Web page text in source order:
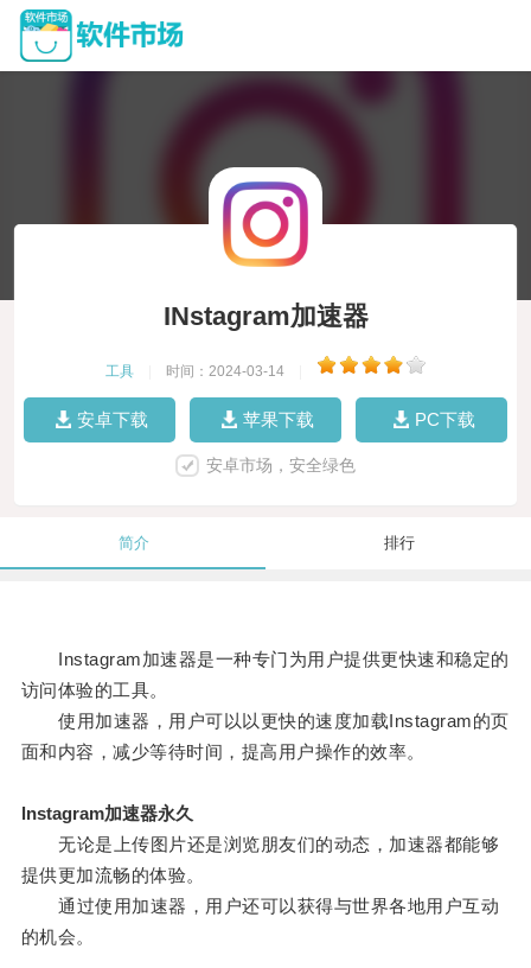
INstagram加速器
工具 时间：2024-03-14
安卓下载 苹果下载 PC下载
安卓市场，安全绿色
简介 排行
Instagram加速器是一种专门为用户提供更快速和稳定的
访问体验的工具。
使用加速器，用户可以以更快的速度加载Instagram的页
面和内容，减少等待时间，提高用户操作的效率。
lnstagram加速器永久
无论是上传图片还是浏览朋友们的动态，加速器都能够
提供更加流畅的体验。
通过使用加速器，用户还可以获得与世界各地用户互动
的机会。